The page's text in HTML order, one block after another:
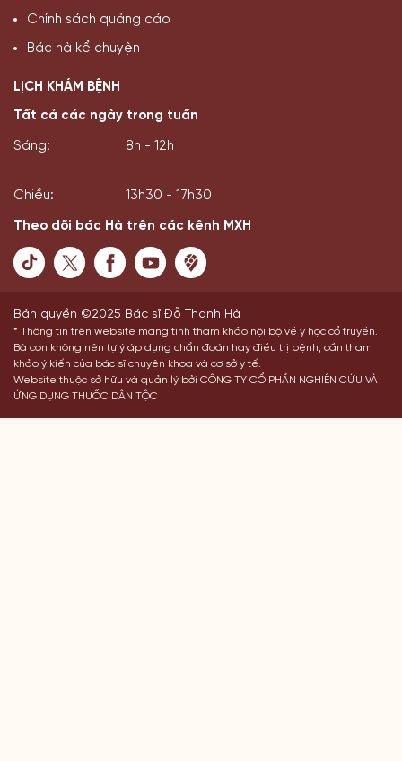
Chính sách quảng cáo
Bác hà kể chuyện
LỊCH KHÁM BỆNH
Tất cả các ngày trong tuần
Sáng: 8h - 12h
Chiều: 13h30 - 17h30
Theo dõi bác Hà trên các kênh MXH
Bản quyền ©2025 Bác sĩ Đỗ Thanh Hà
* Thông tin trên website mang tính tham khảo nội bộ về y học cổ truyền.
Bà con không nên tự ý áp dụng chẩn đoán hay điều trị bệnh, cần tham
khảo ý kiến của bác sĩ chuyên khoa và cơ sở y tế.
Website thuộc sở hữu và quản lý bởi CÔNG TY CỔ PHẦN NGHIÊN CỨU VÀ
ỨNG DỤNG THUỐC DÂN TỘC